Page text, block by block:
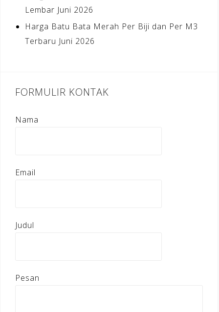
Lembar Juni 2026
Harga Batu Bata Merah Per Biji dan Per M3
Terbaru Juni 2026
FORMULIR KONTAK
Nama
Email
Judul
Pesan